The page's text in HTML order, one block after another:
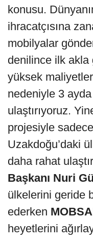
konusu.
ihracatçısına
mobilyalar
denilince ilk akla
yüksek
nedeniyle 3
ulaştırıyoruz.
projesiyle
Uzakdoğu’daki
daha rahat
Başkanı Nuri
ülkelerini geride
ederken
heyetlerini